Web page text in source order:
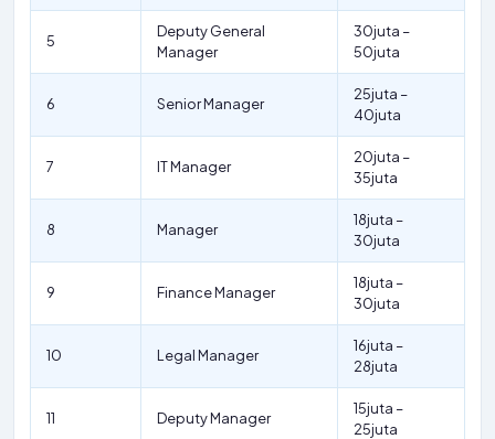
5
Deputy General
Manager
30juta –
50juta
6 Senior Manager
25juta –
40juta
7 IT Manager
20juta –
35juta
8 Manager
18juta –
30juta
9 Finance Manager
18juta –
30juta
10 Legal Manager
16juta –
28juta
11 Deputy Manager
15juta –
25juta